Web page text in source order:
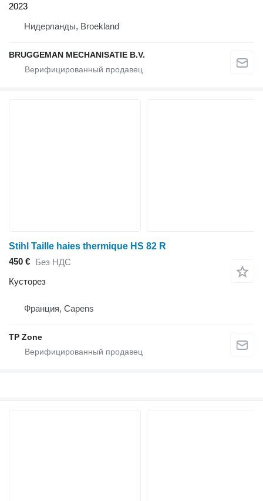
2023
Нидерланды, Broekland
BRUGGEMAN MECHANISATIE B.V.
Stihl Taille haies thermique HS 82 R
450 € Без НДС
Кусторез
Франция, Capens
TP Zone